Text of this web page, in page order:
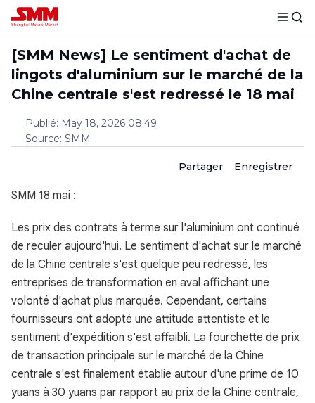
[SMM News] Le sentiment d'achat de
lingots d'aluminium sur le marché de la
Chine centrale s'est redressé le 18 mai
Publié: May 18, 2026 08:49
Source: SMM
Partager Enregistrer
SMM 18 mai :
Les prix des contrats à terme sur l'aluminium ont continué
de reculer aujourd'hui. Le sentiment d'achat sur le marché
de la Chine centrale s'est quelque peu redressé, les
entreprises de transformation en aval affichant une
volonté d'achat plus marquée. Cependant, certains
fournisseurs ont adopté une attitude attentiste et le
sentiment d'expédition s'est affaibli. La fourchette de prix
de transaction principale sur le marché de la Chine
centrale s'est finalement établie autour d'une prime de 10
yuans à 30 yuans par rapport au prix de la Chine centrale,